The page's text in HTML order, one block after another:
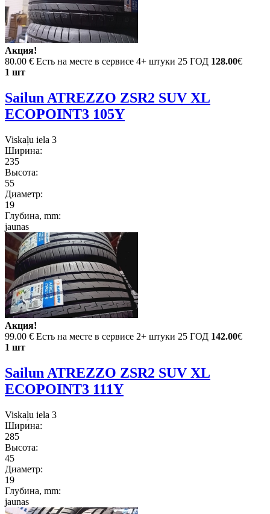
Акция!
80.00 € Есть на месте в сервисе 4+ штуки 25 ГОД 128.00€
1 шт
Sailun ATREZZO ZSR2 SUV XL
ECOPOINT3 105Y
Viskaļu iela 3
Ширина:
235
Высота:
55
Диаметр:
19
Глубина, mm:
jaunas
Акция!
99.00 € Есть на месте в сервисе 2+ штуки 25 ГОД 142.00€
1 шт
Sailun ATREZZO ZSR2 SUV XL
ECOPOINT3 111Y
Viskaļu iela 3
Ширина:
285
Высота:
45
Диаметр:
19
Глубина, mm:
jaunas